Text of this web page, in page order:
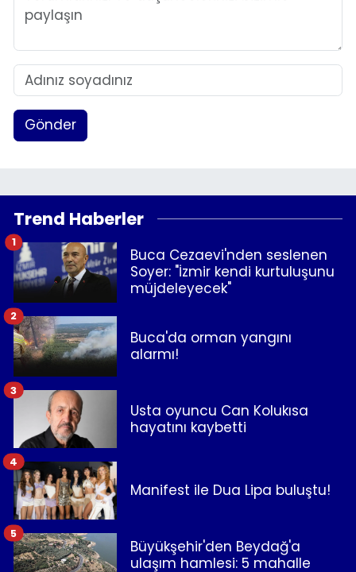
Gönder
Trend Haberler
Buca Cezaevi'nden seslenen
Soyer: "İzmir kendi kurtuluşunu
müjdeleyecek"
1
Buca'da orman yangını
alarmı!
2
Usta oyuncu Can Kolukısa
hayatını kaybetti
3
Manifest ile Dua Lipa buluştu!
4
Büyükşehir'den Beydağ'a
ulaşım hamlesi: 5 mahalle
5